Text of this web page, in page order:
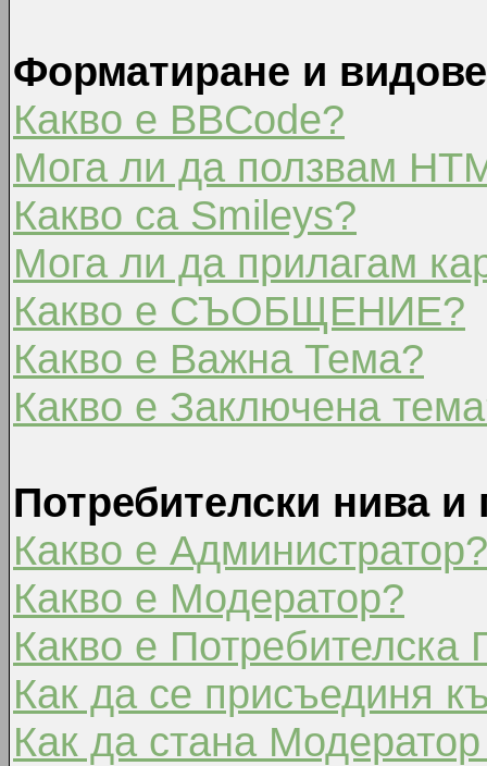
Форматиране и
Какво е BBCode?
Мога ли да ползвам
Какво са Smileys?
Мога ли да прилагам
Какво е СЪОБЩЕНИЕ?
Какво е Важна Тема?
Какво е Заключена
Потребителски нива и
Какво е Администратор?
Какво е Модератор?
Какво е Потребителска
Как да се присъединя
Как да стана